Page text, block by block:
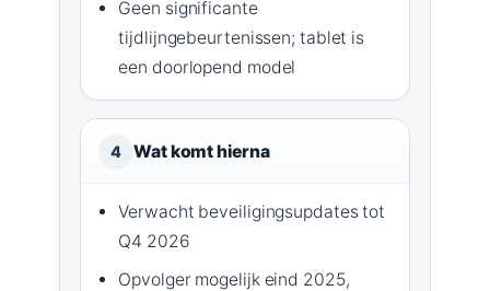
Geen significante
tijdlijngebeurtenissen; tablet is
een doorlopend model
4 Wat komt hierna
Verwacht beveiligingsupdates tot
Q4 2026
Opvolger mogelijk eind 2025,